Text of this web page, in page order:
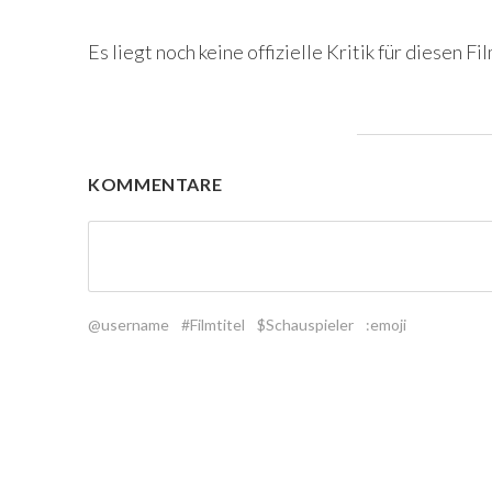
Es liegt noch keine offizielle Kritik für diesen
KOMMENTARE
@username #Filmtitel $Schauspieler :emoji